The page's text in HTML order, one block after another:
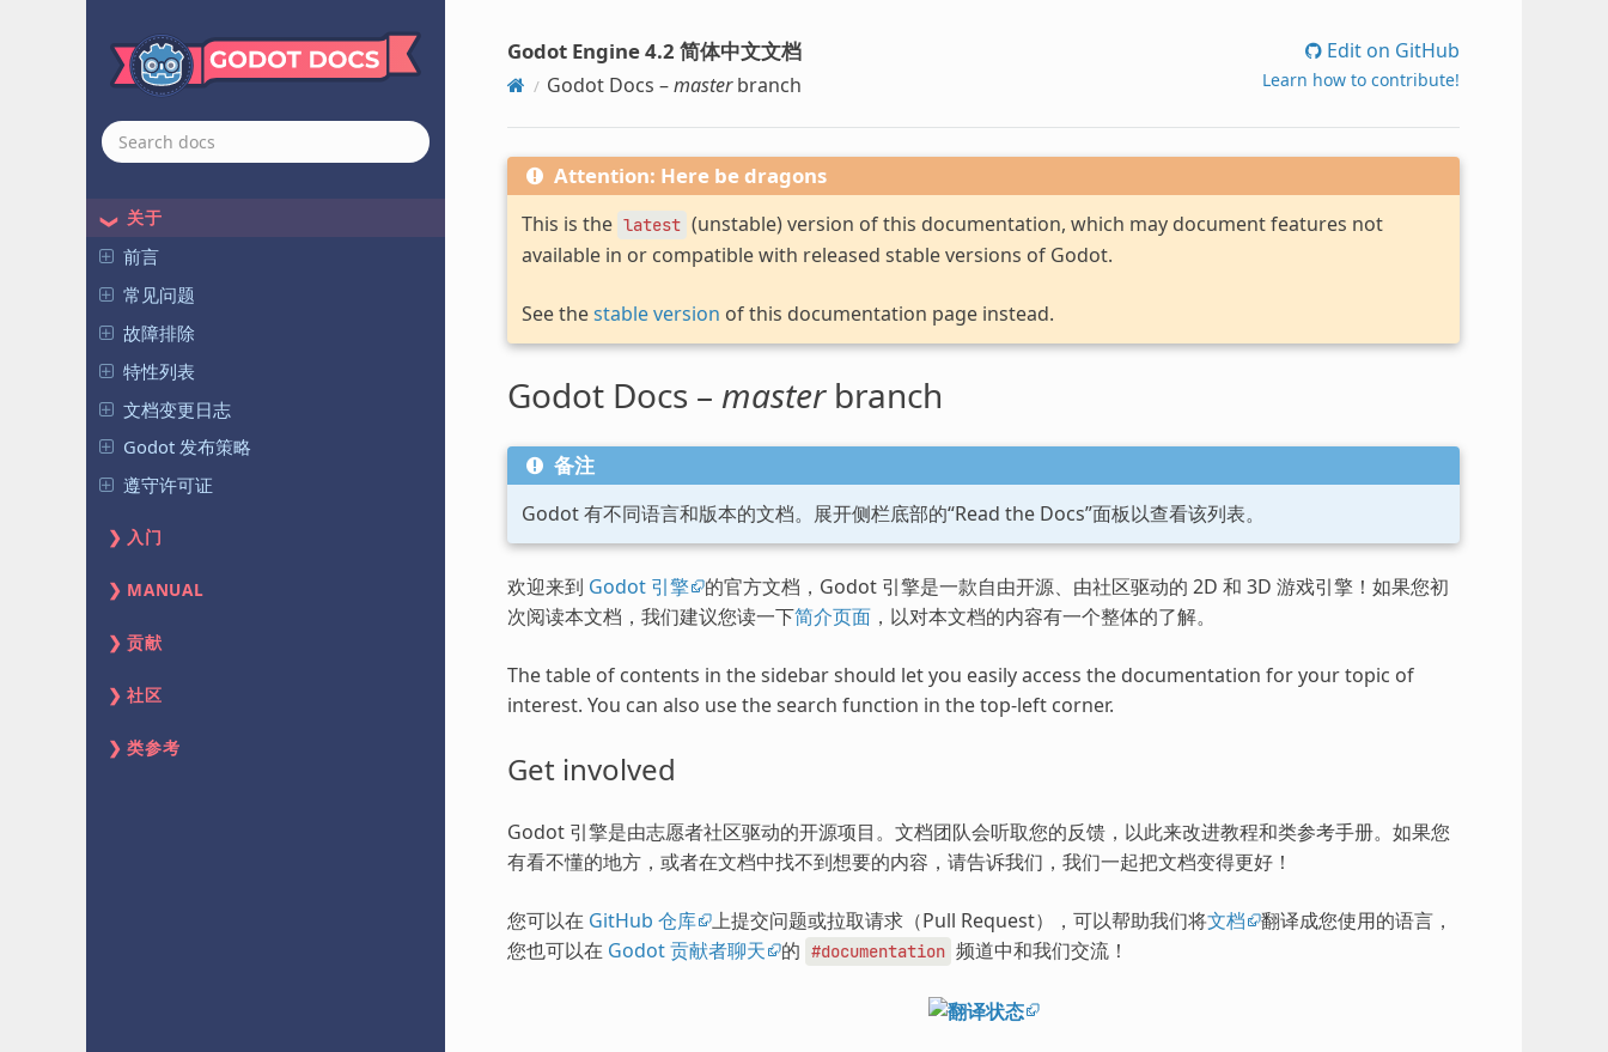
关于
前言
常见问题
故障排除
特性列表
文档变更日志
Godot 发布策略
遵守许可证
入门
MANUAL
贡献
社区
类参考
Godot Engine 4.2 简体中文文档
Godot Docs –masterbranch
Edit on GitHub
Learn how to contribute!
Attention: Here be dragons
This is the latest (unstable) version of this documentation, which may document features not
available in or compatible with released stable versions of Godot.
See thestable version of this documentation page instead.
Godot Docs – masterbranch
备注
Godot 有不同语言和版本的文档。展开侧栏底部的“Read the Docs”面板以查看该列表。
欢迎来到 Godot 引擎 的官方文档，Godot 引擎是一款自由开源、由社区驱动的 2D 和 3D 游戏引擎！如果您初
次阅读本文档，我们建议您读一下简介页面，以对本文档的内容有一个整体的了解。
The table of contents in the sidebar should let you easily access the documentation for your topic of
interest. You can also use the search function in the top-left corner.
Get involved
Godot 引擎是由志愿者社区驱动的开源项目。文档团队会听取您的反馈，以此来改进教程和类参考手册。如果您
有看不懂的地方，或者在文档中找不到想要的内容，请告诉我们，我们一起把文档变得更好！
您可以在 GitHub 仓库 上提交问题或拉取请求（Pull Request），可以帮助我们将文档
翻译成您使用的语言，
您也可以在 Godot 贡献者聊天 的 #documentation 频道中和我们交流！